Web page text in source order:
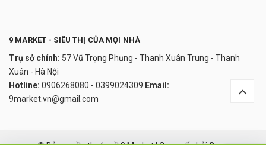
9 MARKET - SIÊU THỊ CỦA MỌI NHÀ
Trụ sở chính: 57 Vũ Trọng Phụng - Thanh Xuân Trung - Thanh
Xuân - Hà Nội
Hotline: 0906268080 - 0399024309 Email:
9market.vn@gmail.com
150.000₫
undefined
Đây là giải pháp trải nghiệm phát triển bởi EGANY